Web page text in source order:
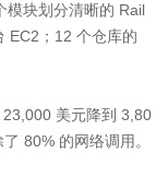
模块划分清晰的 Rail
EC2；12 个仓库的
美元降到 3,80
80% 的网络调用。